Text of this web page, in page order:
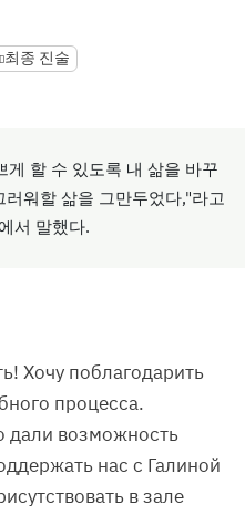
최종 진술
할 수 있도록 내 삶을 바꾸
워할 삶을 그만두었다,"라고
서 말했다.
Хочу поблагодарить
процесса.
дали возможность
нас с Галиной
в зале